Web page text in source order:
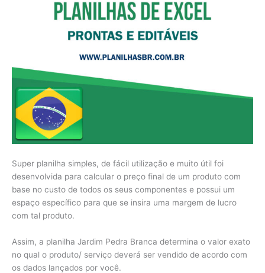
Super planilha simples, de fácil utilização e muito útil foi
desenvolvida para calcular o preço final de um produto com
base no custo de todos os seus componentes e possui um
espaço específico para que se insira uma margem de lucro
com tal produto.
Assim, a planilha Jardim Pedra Branca determina o valor exato
no qual o produto/ serviço deverá ser vendido de acordo com
os dados lançados por você.